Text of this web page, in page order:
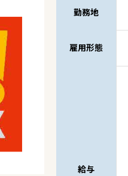
勤務地
雇用形態
給与